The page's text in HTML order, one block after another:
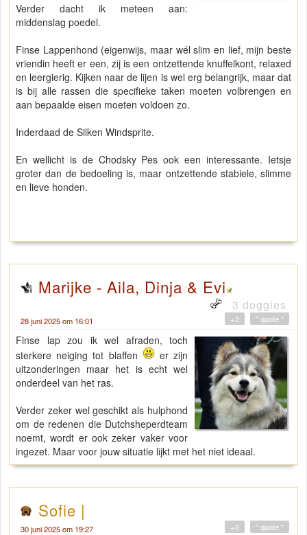
Verder dacht ik meteen aan:
middenslag poedel.
Finse Lappenhond (eigenwijs, maar wél slim en lief, mijn beste
vriendin heeft er een, zij is een ontzettende knuffelkont, relaxed
en leergierig. Kijken naar de lijen is wel erg belangrijk, maar dat
is bij alle rassen die specifieke taken moeten volbrengen en
aan bepaalde eisen moeten voldoen zo.
Inderdaad de Silken Windsprite.
En wellicht is de Chodsky Pes ook een interessante. Ietsje
groter dan de bedoeling is, maar ontzettende stabiele, slimme
en lieve honden.
Marijke - Aila, Dinja & Evi
3 doggies
28 juni 2025 om 16:01 " quote "
+2
Finse lap zou ik wel afraden, toch
sterkere neiging tot blaffen
er zijn
uitzonderingen maar het is echt wel
onderdeel van het ras.
Verder zeker wel geschikt als hulphond
om de redenen die Dutchsheperdteam
noemt, wordt er ook zeker vaker voor
ingezet. Maar voor jouw situatie lijkt met het niet ideaal.
Sofie |
30 juni 2025 om 19:27 " quote "
+0